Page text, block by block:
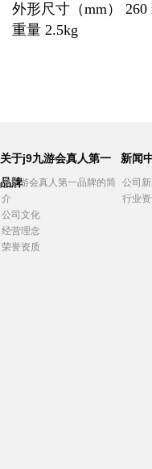
外形尺寸（mm） 260
重量 2.5kg
关于j9九游会真人第一
品牌
j9九游会真人第一品牌的简
介
公司文化
经营理念
荣誉资质
新闻
公司新
行业